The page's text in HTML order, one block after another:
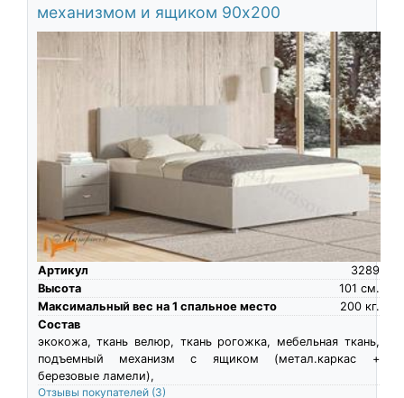
механизмом и ящиком 90х200
Артикул
3289
Высота
см.
101
Максимальный вес на 1 спальное место
кг.
200
Состав
экокожа, ткань велюр, ткань рогожка, мебельная ткань,
подъемный механизм с ящиком (метал.каркас +
березовые ламели),
Отзывы покупателей (3)